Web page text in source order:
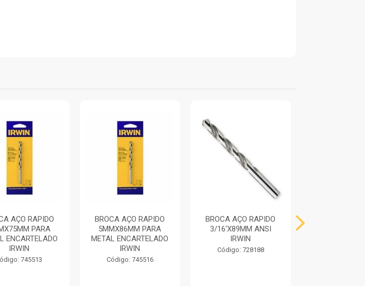
AÇO RAPIDO
PARA
ENCARTELADO
IRWIN
745513
BROCA AÇO RAPIDO
5MMX86MM PARA
METAL ENCARTELADO
IRWIN
Código: 745516
BROCA AÇO RAPIDO
3/16'X89MM ANSI
IRWIN
Código: 728188